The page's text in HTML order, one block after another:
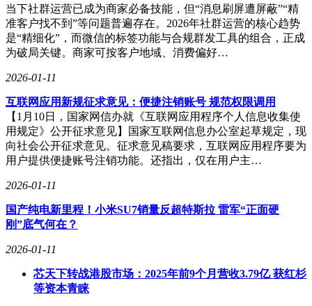
当下社群运营已成为商家必备技能，但“消息刷屏遭屏蔽”“精
准客户找不到”等问题普遍存在。2026年社群运营的核心趋势
是“精细化”，而微信的标签功能与合规群发工具的组合，正成
为破局关键。商家可按客户地域、消费偏好…
2026-01-11
互联网应用新规征求意见：便捷注销账号 规范权限调用
【1月10日，国家网信办就《互联网应用程序个人信息收集使
用规定》公开征求意见】国家互联网信息办公室起草规定，现
向社会公开征求意见。征求意见稿要求，互联网应用程序要为
用户提供便捷账号注销功能。还指出，仅在用户主…
2026-01-11
国产纯电新里程！小米SU7销量反超特斯拉 雷军“正面硬
刚”底气何在？
2026-01-11
芯天下转战港股市场：2025年前9个月营收3.79亿 获红杉
等资本青睐